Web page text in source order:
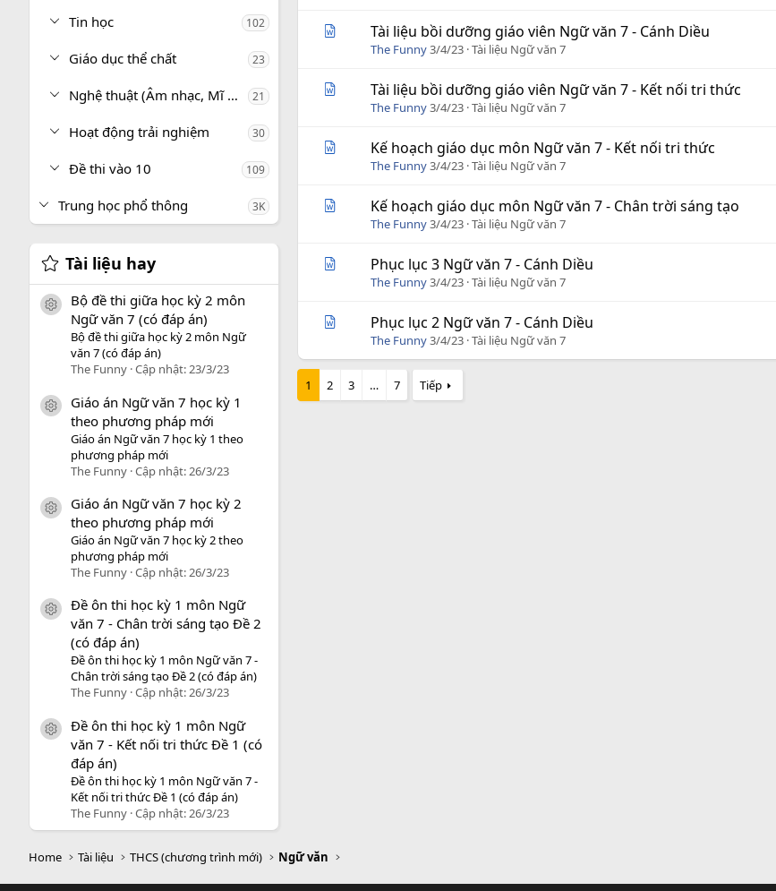
Tin học 102
Giáo dục thể chất 23
Nghệ thuật (Âm nhạc, Mĩ thuật) 21
Hoạt động trải nghiệm 30
Đề thi vào 10 109
Trung học phổ thông 3K
Tài liệu hay
icon tài liệu
Bộ đề thi giữa học kỳ 2 môn
Ngữ văn 7 (có đáp án)
Bộ đề thi giữa học kỳ 2 môn Ngữ
văn 7 (có đáp án)
The Funny Cập nhật:23/3/23
icon tài liệu
Giáo án Ngữ văn 7 học kỳ 1
theo phương pháp mới
Giáo án Ngữ văn 7 học kỳ 1 theo
phương pháp mới
The Funny Cập nhật:26/3/23
icon tài liệu
Giáo án Ngữ văn 7 học kỳ 2
theo phương pháp mới
Giáo án Ngữ văn 7 học kỳ 2 theo
phương pháp mới
The Funny Cập nhật:26/3/23
icon tài liệu
Đề ôn thi học kỳ 1 môn Ngữ
văn 7 - Chân trời sáng tạo Đề 2
(có đáp án)
Đề ôn thi học kỳ 1 môn Ngữ văn 7 -
Chân trời sáng tạo Đề 2 (có đáp án)
The Funny Cập nhật:26/3/23
icon tài liệu
Đề ôn thi học kỳ 1 môn Ngữ
văn 7 - Kết nối tri thức Đề 1 (có
đáp án)
Đề ôn thi học kỳ 1 môn Ngữ văn 7 -
Kết nối tri thức Đề 1 (có đáp án)
The Funny Cập nhật: 26/3/23
Tài liệu bồi dưỡng giáo viên Ngữ văn 7 - Cánh Diều
The Funny3/4/23 Tài liệu Ngữ văn 7
Tài liệu bồi dưỡng giáo viên Ngữ văn 7 - Kết nối tri thức
The Funny3/4/23 Tài liệu Ngữ văn 7
Kế hoạch giáo dục môn Ngữ văn 7 - Kết nối tri thức
The Funny3/4/23 Tài liệu Ngữ văn 7
Kế hoạch giáo dục môn Ngữ văn 7 - Chân trời sáng tạo
The Funny3/4/23 Tài liệu Ngữ văn 7
Phục lục 3 Ngữ văn 7 - Cánh Diều
The Funny3/4/23 Tài liệu Ngữ văn 7
Phục lục 2 Ngữ văn 7 - Cánh Diều
The Funny3/4/23 Tài liệu Ngữ văn 7
1 2 3 … 7 Tiếp
Home Tài liệu THCS (chương trình mới) Ngữ văn